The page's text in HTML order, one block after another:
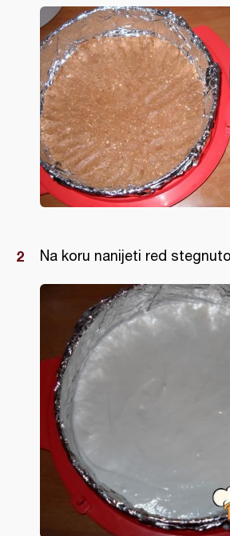
Na koru nanijeti red